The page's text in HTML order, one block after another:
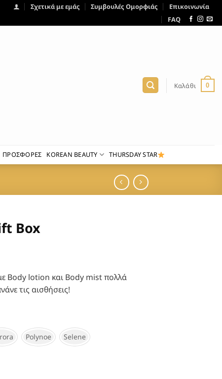
Σχετικά με εμάς Συμβουλές Ομορφιάς
Επικοινωνία
FAQ
Καλάθι 0
ΠΡΟΣΦΟΡΕΣ KOREAN BEAUTY THURSDAY STAR
Box
Body lotion και Body mist πολλά
τις αισθήσεις!
Polynoe Selene